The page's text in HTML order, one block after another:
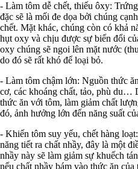
- Làm tôm dễ chết, thiếu ôxy:
đặc sẽ là mối đe dọa bởi chúng
chết. Mặt khác, chúng còn có khả
hụt oxy và chịu được sự biến đổi
oxy chúng sẽ ngoi lên mặt nước
do đó sẽ rất khó để loại bỏ.
- Làm tôm chậm lớn: Nguồn thức
cơ, các khoáng chất, tảo, phù du…
thức ăn với tôm, làm giảm chất
đó, ảnh hưởng lớn đến năng suất
- Khiến tôm suy yếu, chết hàng
năng tiết ra chất nhầy, đây là một
nhầy này sẽ làm giảm sự khuếch
nếu chất nhầy bám vào thức ăn